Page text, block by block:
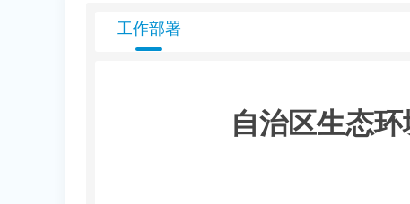
工作部署
自治区生态